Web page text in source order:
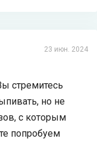
23 июн. 2024
стремитесь
но не
с которым
попробуем